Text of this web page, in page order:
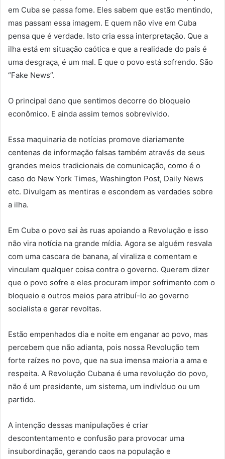
em Cuba se passa fome. Eles sabem que estão mentindo,
mas passam essa imagem. E quem não vive em Cuba
pensa que é verdade. Isto cria essa interpretação. Que a
ilha está em situação caótica e que a realidade do país é
uma desgraça, é um mal. E que o povo está sofrendo. São
“Fake News”.
O principal dano que sentimos decorre do bloqueio
econômico. E ainda assim temos sobrevivido.
Essa maquinaria de notícias promove diariamente
centenas de informação falsas também através de seus
grandes meios tradicionais de comunicação, como é o
caso do New York Times, Washington Post, Daily News
etc. Divulgam as mentiras e escondem as verdades sobre
a ilha.
Em Cuba o povo sai às ruas apoiando a Revolução e isso
não vira notícia na grande mídia. Agora se alguém resvala
com uma cascara de banana, aí viraliza e comentam e
vinculam qualquer coisa contra o governo. Querem dizer
que o povo sofre e eles procuram impor sofrimento com o
bloqueio e outros meios para atribuí-lo ao governo
socialista e gerar revoltas.
Estão empenhados dia e noite em enganar ao povo, mas
percebem que não adianta, pois nossa Revolução tem
forte raízes no povo, que na sua imensa maioria a ama e
respeita. A Revolução Cubana é uma revolução do povo,
não é um presidente, um sistema, um indivíduo ou um
partido.
A intenção dessas manipulações é criar
descontentamento e confusão para provocar uma
insubordinação, gerando caos na população e